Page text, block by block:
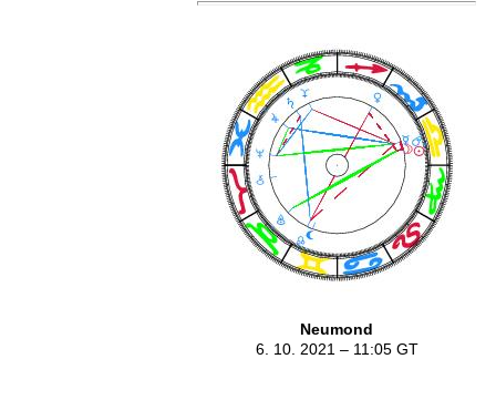
Neumond
6. 10. 2021 – 11:05 GT